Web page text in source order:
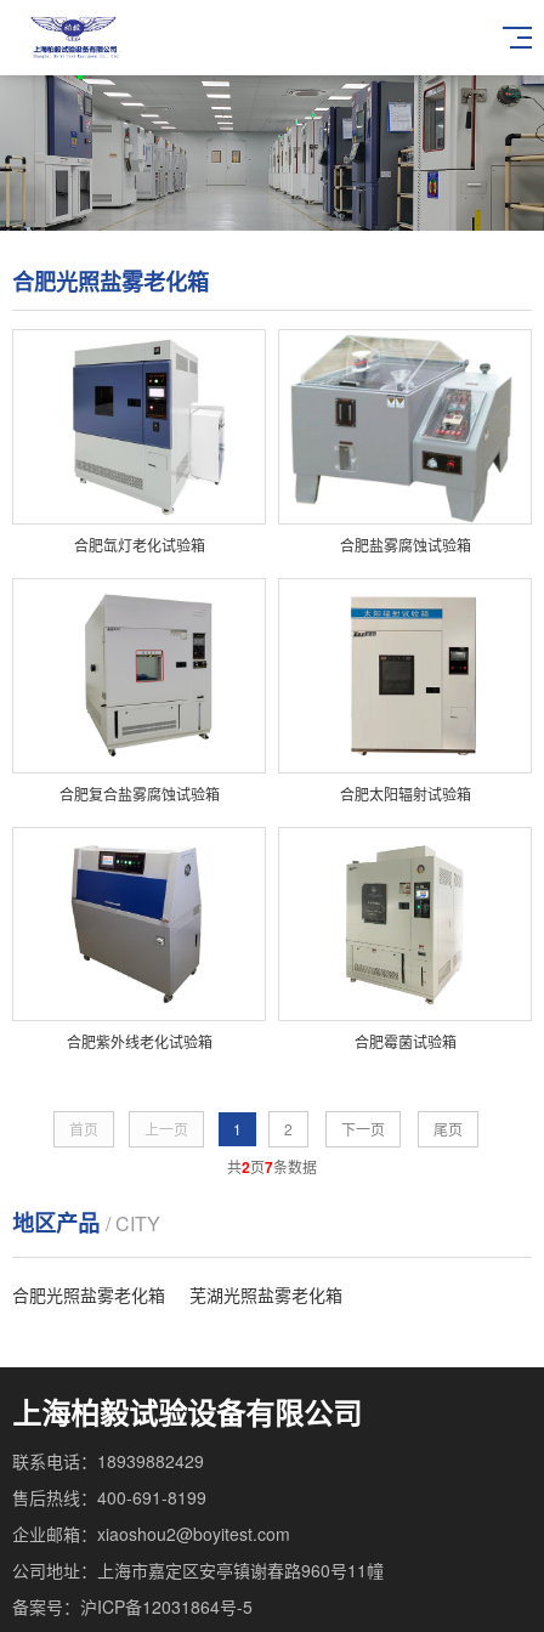
合肥光照盐雾老化箱
合肥氙灯老化试验箱 合肥盐雾腐蚀试验箱
合肥复合盐雾腐蚀试验箱 合肥太阳辐射试验箱
合肥紫外线老化试验箱 合肥霉菌试验箱
首页 上一页 1 2 下一页
尾页
共2页7条数据
地区产品 / CITY
合肥光照盐雾老化箱 芜湖光照盐雾老化箱
上海柏毅试验设备有限公司
联系电话：18939882429
售后热线：400-691-8199
企业邮箱：xiaoshou2@boyitest.com
公司地址：上海市嘉定区安亭镇谢春路960号11幢
备案号：沪ICP备12031864号-5